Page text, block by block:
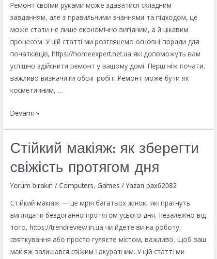
Ремонт своїми руками може здаватися складним
завданням, але з правильними знаннями та підходом, це
може стати не лише економічно вигідним, а й цікавим
процесом. У цій статті ми розглянемо основні поради для
початківців, https://homeexpert.net.ua які допоможуть вам
успішно здійснити ремонт у вашому домі. Перш ніж почати,
важливо визначити обсяг робіт. Ремонт може бути як
косметичним, …
Ремонт
поради
початківців
Devamı »
Стійкий макіяж: як зберегти
свіжість протягом дня
Yorum bırakın /Computers, Games / Yazan pax62082
Стійкий макіяж — це мрія багатьох жінок, які прагнуть
виглядати бездоганно протягом усього дня. Незалежно від
того, https://trendreview.in.ua чи йдете ви на роботу,
святкування або просто гуляєте містом, важливо, щоб ваш
макіяж залишався свіжим і акуратним. У цій статті ми